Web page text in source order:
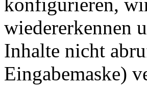
wiedererkennen
Inhalte nicht
Eingabemaske)